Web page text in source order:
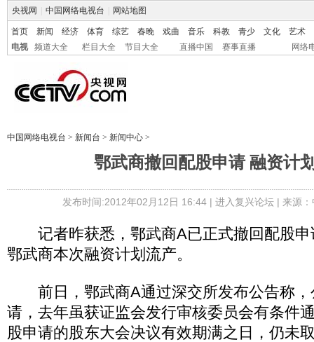
央视网 中国网络电视台 网站地图
首页 新闻 经济 体育 综艺 春晚 戏曲 音乐 科教 青少 文化
艺术
电视
频道大全 栏目大全 节目大全 直播中国 赛事直播 网络
中国网络电视台 > 新闻台 > 新闻中心 >
鄂武商撤回配股申请 融资计
发布时间:2012年02月12日 16:44 | 进入复兴论坛| 来源
记者昨获悉，鄂武商A已正式撤回配股申
鄂武商本次融资计划流产。
前日，鄂武商A通过深交所发布公告称，
请，去年虽获证监会发行审核委员会有条件
股申请的股东大会决议有效期满之日，仍未